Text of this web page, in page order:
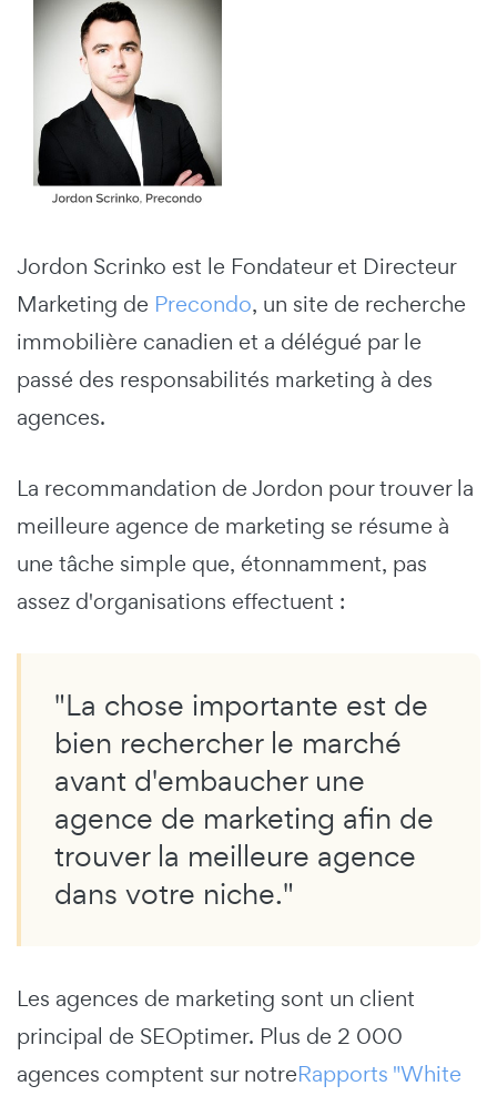
Jordon Scrinko est le Fondateur et Directeur
Marketing de Precondo, un site de recherche
immobilière canadien et a délégué par le
passé des responsabilités marketing à des
agences.
La recommandation de Jordon pour trouver la
meilleure agence de marketing se résume à
une tâche simple que, étonnamment, pas
assez d'organisations effectuent :
"La chose importante est de
bien rechercher le marché
avant d'embaucher une
agence de marketing afin de
trouver la meilleure agence
dans votre niche."
Les agences de marketing sont un client
principal de SEOptimer. Plus de 2 000
agences comptent sur notreRapports "White